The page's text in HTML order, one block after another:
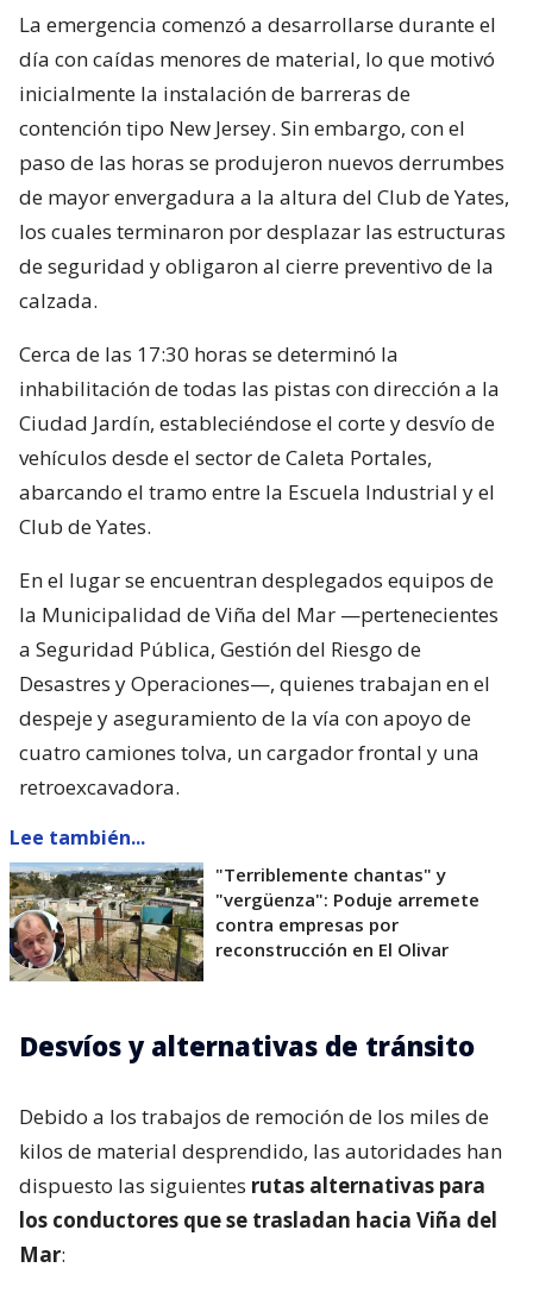
La emergencia comenzó a desarrollarse durante el
día con caídas menores de material, lo que motivó
inicialmente la instalación de barreras de
contención tipo New Jersey. Sin embargo, con el
paso de las horas se produjeron nuevos derrumbes
de mayor envergadura a la altura del Club de Yates,
los cuales terminaron por desplazar las estructuras
de seguridad y obligaron al cierre preventivo de la
calzada.
Cerca de las 17:30 horas se determinó la
inhabilitación de todas las pistas con dirección a la
Ciudad Jardín, estableciéndose el corte y desvío de
vehículos desde el sector de Caleta Portales,
abarcando el tramo entre la Escuela Industrial y el
Club de Yates.
En el lugar se encuentran desplegados equipos de
la Municipalidad de Viña del Mar —pertenecientes
a Seguridad Pública, Gestión del Riesgo de
Desastres y Operaciones—, quienes trabajan en el
despeje y aseguramiento de la vía con apoyo de
cuatro camiones tolva, un cargador frontal y una
retroexcavadora.
Lee también...
"Terriblemente chantas" y
"vergüenza": Poduje arremete
contra empresas por
reconstrucción en El Olivar
Desvíos y alternativas de tránsito
Debido a los trabajos de remoción de los miles de
kilos de material desprendido, las autoridades han
dispuesto las siguientes rutas alternativas para
los conductores que se trasladan hacia Viña del
Mar: